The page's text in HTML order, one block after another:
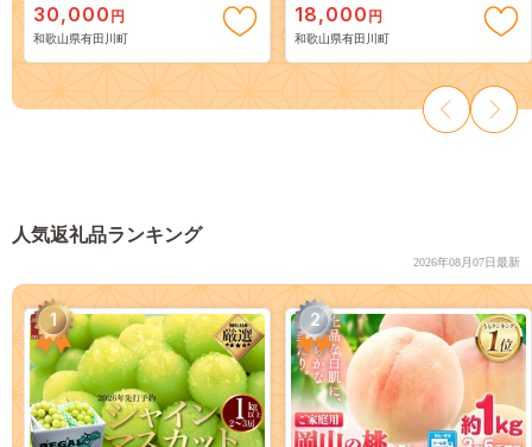
30,000 円
和歌山県有田川町
18,000 円
和歌山県有田川町
人気返礼品ランキング
2026年08月07日最新
1 2